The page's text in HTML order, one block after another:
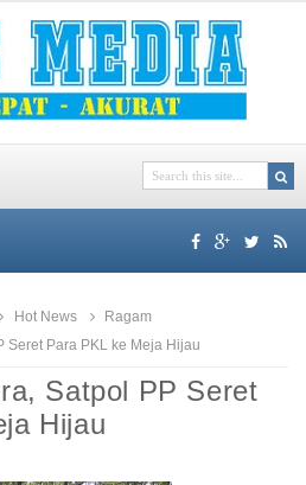
Hot News
Ragam
Seret Para PKL ke Meja Hijau
Satpol PP Seret
Hijau